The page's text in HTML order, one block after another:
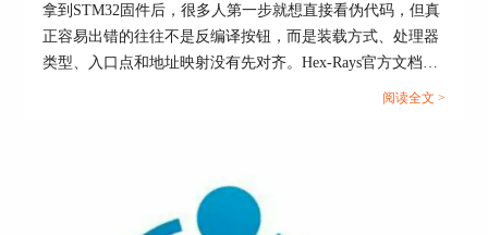
数，并不能直接得出“导出地址不准”的结论。特别
是某些导出只是变量、表项、跳板，或者本来就依
赖后续人工整理，这时候与其急着改地址，不如先
看偏。根子往往不在某个按钮，而在判断顺序反
了。先拿地址去套结论，再回头补地址概念，越看
拿到STM32固件后，很多人第一步就想直接看伪代码，但真
正容易出错的往往不是反编译按钮，而是装载方式、处理器
类型、入口点和地址映射没有先对齐。Hex-Rays官方文档已
经把基础路径写得很清楚，IDA先根据输入文件匹配loader，
判断芯片系列，通常会比一上来死盯某个函数更稳。...
阅读全文 >